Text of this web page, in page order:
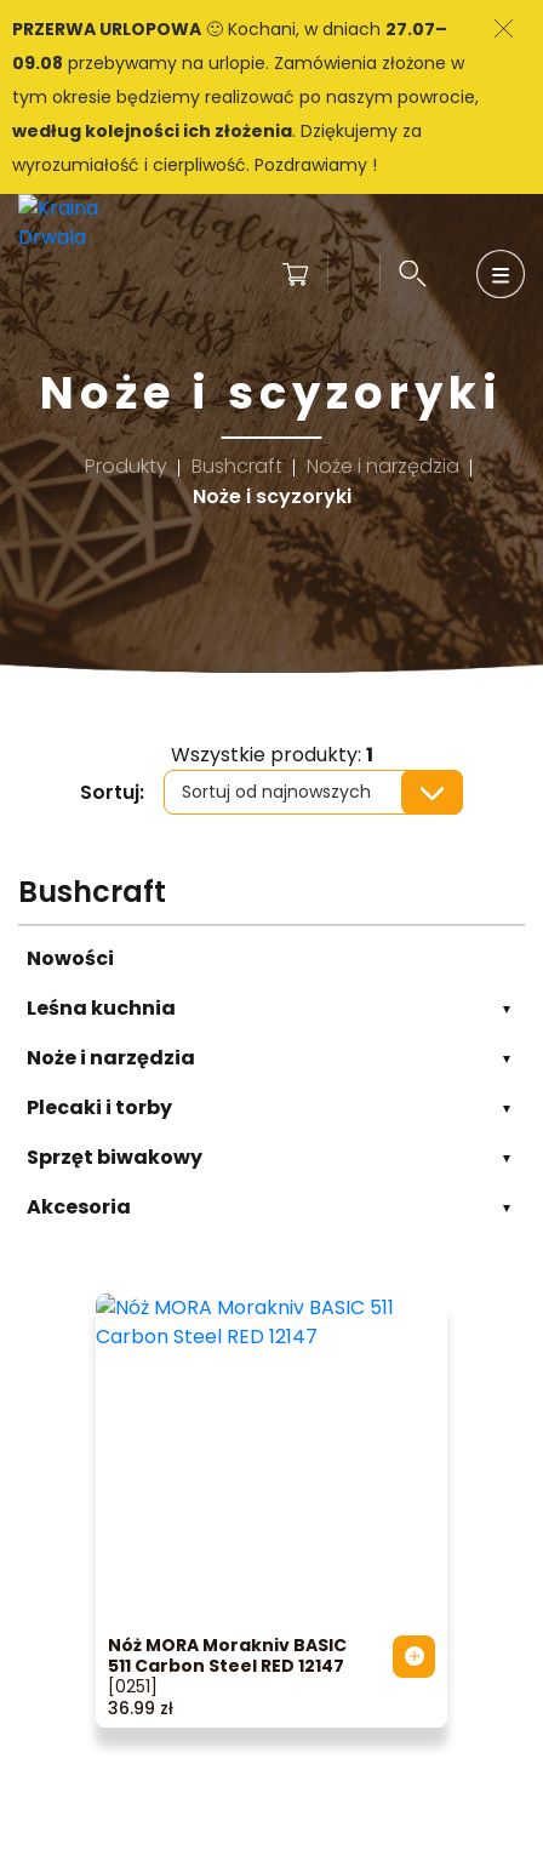
Noże i scyzoryki
Produkty Bushcraft
Noże i narzędzia
Noże i scyzoryki
Wszystkie produkty: 1
Sortuj:
Bushcraft
Nowości
Leśna kuchnia
Noże i narzędzia
Plecaki i torby
Sprzęt biwakowy
Akcesoria
Nóż MORA Morakniv BASIC
511 Carbon Steel RED 12147
[0251]
36.99 zł
PRZERWA URLOPOWA 🙂 Kochani, w dniach 27.07–
09.08 przebywamy na urlopie. Zamówienia złożone w
tym okresie będziemy realizować po naszym powrocie,
według kolejności ich złożenia. Dziękujemy za
wyrozumiałość i cierpliwość. Pozdrawiamy !